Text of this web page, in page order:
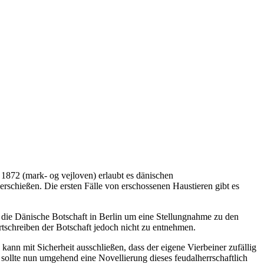
(mark- og vejloven) erlaubt es dänischen
Die ersten Fälle von erschossenen Haustieren gibt es
Dänische Botschaft in Berlin um eine Stellungnahme zu den
der Botschaft jedoch nicht zu entnehmen.
mit Sicherheit ausschließen, dass der eigene Vierbeiner zufällig
nun umgehend eine Novellierung dieses feudalherrschaftlich